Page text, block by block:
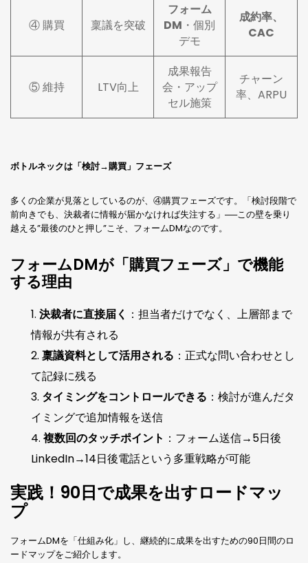
④ 購買 稟議を突破
フォーム
DM ・個別
デモ
成約率、
CAC
⑤ 維持 LTV向上
成果報告
会・アップ
セル施策
チャーン
率、ARPU
ボトルネックは「検討→購買」フェーズ
多くの企業が見落としているのが、④購買フェーズです。「検討段階で
前向きでも、決裁者に情報が届かなければ失注する」──この壁を乗り
越える”最後のひと押し”こそ、フォームDMなのです。
フォームDMが「購買フェーズ」で機能
する理由
決裁者に直接届く ：担当者だけでなく、上層部まで
情報が共有される
稟議資料として活用される ：正式な問い合わせとし
て記録に残る
タイミングをコントロールできる ：検討が進んだタ
イミングで追加情報を送信
複数回のタッチポイント ：フォーム送信→5日後
LinkedIn→14日後電話という多重戦略が可能
実践！90日で成果を出すロードマッ
プ
フォームDMを「仕組み化」し、継続的に成果を出すための90日間のロ
ードマップをご紹介します。